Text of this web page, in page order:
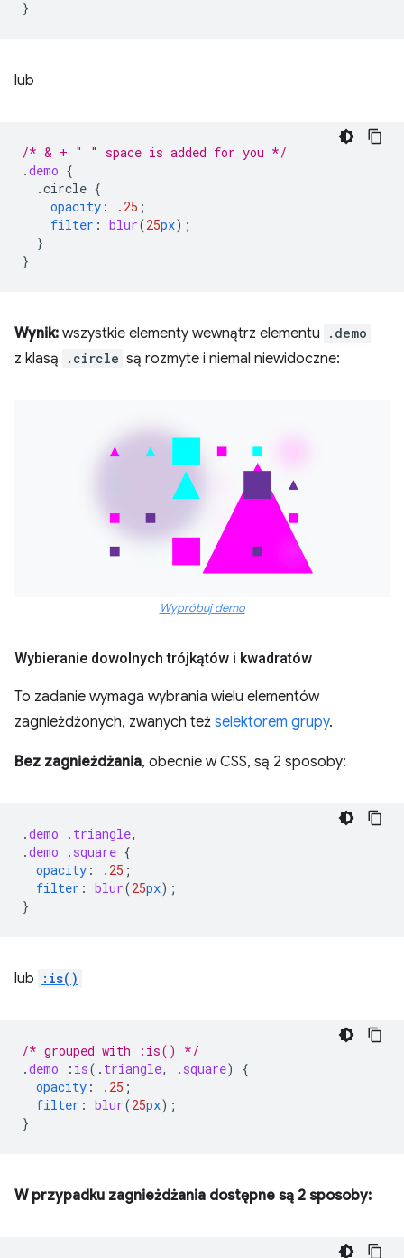
}
lub
/* & + " " space is added for you */
.demo {
.circle {
opacity : .25 ;
filter : blur(25px);
}
}
Wynik: wszystkie elementy wewnątrz elementu .demo
z klasą .circle są rozmyte i niemal niewidoczne:
Wypróbuj demo
Wybieranie dowolnych trójkątów i kwadratów
To zadanie wymaga wybrania wielu elementów
zagnieżdżonych, zwanych też selektorem grupy.
Bez zagnieżdżania, obecnie w CSS, są 2 sposoby:
.demo . triangle,
.demo . square {
opacity : .25 ;
filter : blur(25px);
}
lub :is()
/* grouped with :is() */
.demo : is( . triangle, . square)
{
opacity : .25 ;
filter : blur(25px);
}
W przypadku zagnieżdżania dostępne są 2 sposoby: